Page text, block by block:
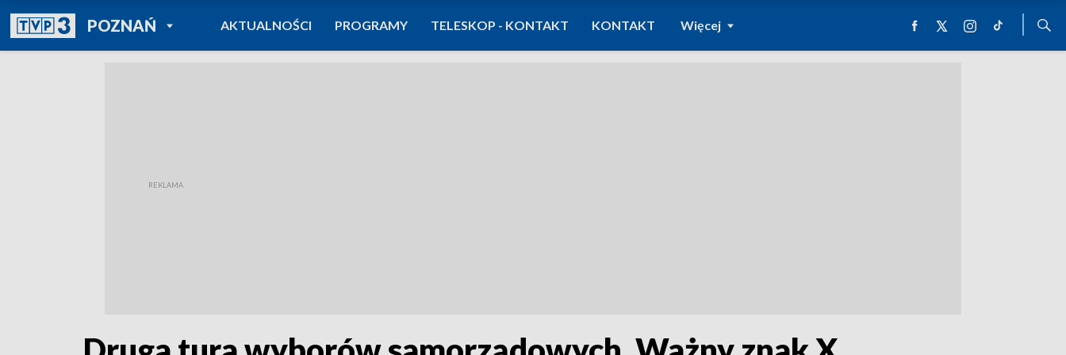
POZNAŃPOWRÓT DO
TVP REGIONY
AKTUALNOŚCI PROGRAMY TELESKOP - KONTAKT KONTAKT Więcej